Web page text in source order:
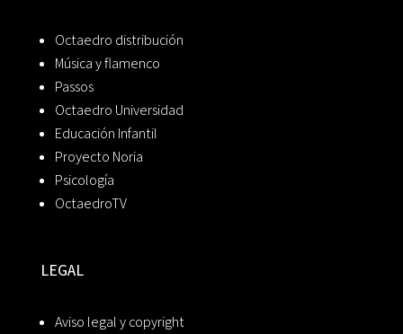
Octaedro distribución
Música y flamenco
Passos
Octaedro Universidad
Educación Infantil
Proyecto Noria
Psicología
OctaedroTV
LEGAL
Aviso legal y copyright